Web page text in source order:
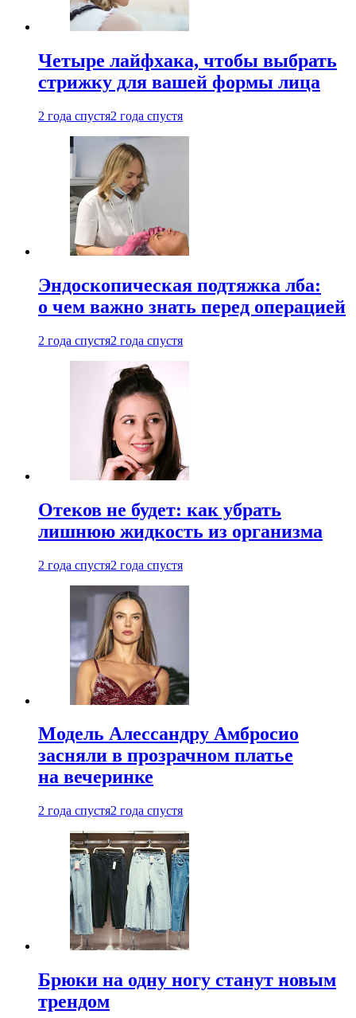
Четыре лайфхака, чтобы выбрать
стрижку для вашей формы лица
2 года спустя2 года спустя
Эндоскопическая подтяжка лба:
о чем важно знать перед операцией
2 года спустя2 года спустя
Отеков не будет: как убрать
лишнюю жидкость из организма
2 года спустя2 года спустя
Модель Алессандру Амбросио
засняли в прозрачном платье
на вечеринке
2 года спустя2 года спустя
Брюки на одну ногу станут новым
трендом